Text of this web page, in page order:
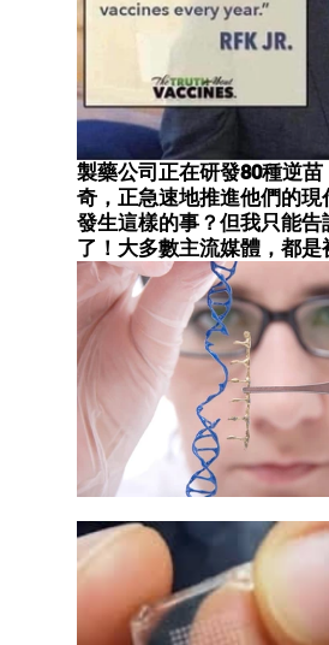
製藥公司正在研發80種逆
奇，正急速地推進他們的
發生這樣的事？但我只能
了！大多數主流媒體，都是